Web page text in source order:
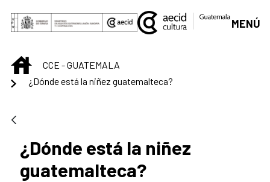
Saltar al contenido principal
MENÚ
INICIOCCE - GUATEMALA
¿Dónde está la niñez guatemalteca?
¿Dónde está la niñez
guatemalteca?